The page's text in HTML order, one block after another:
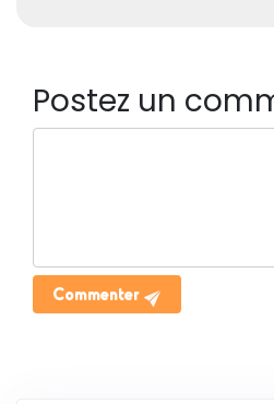
Postez un
Commenter